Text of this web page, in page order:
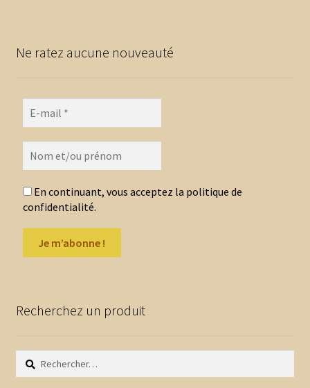
Ne ratez aucune nouveauté
En continuant, vous acceptez la politique de
confidentialité.
Recherchez un produit
Rechercher :